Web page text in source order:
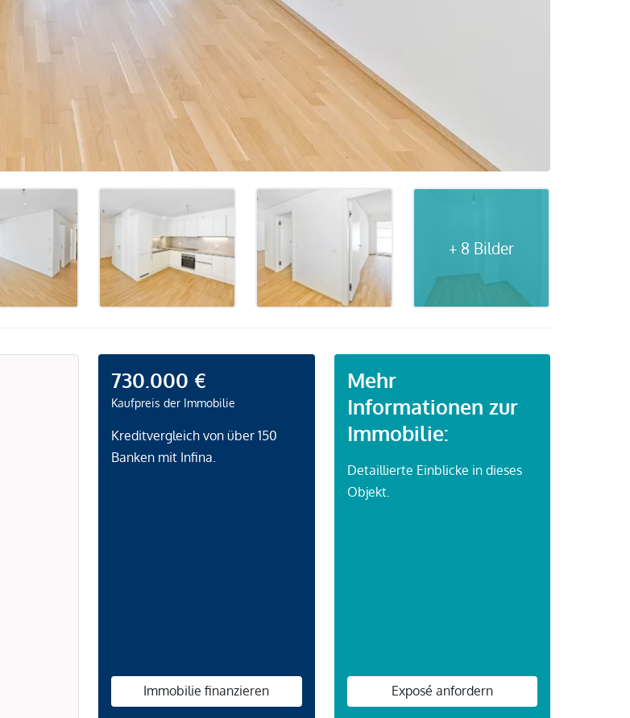
+ 8 Bilder
730.000 €
Kaufpreis der Immobilie
Kreditvergleich von über 150
Banken mit Infina.
Immobilie finanzieren
Mehr
Informationen zur
Immobilie:
Detaillierte Einblicke in dieses
Objekt.
Exposé anfordern